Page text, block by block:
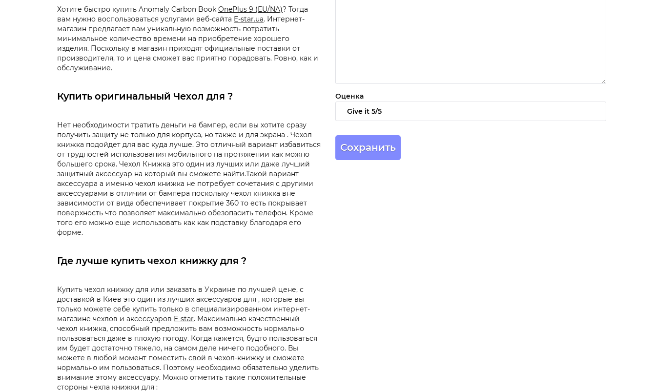
Хотите быстро купить Anomaly Carbon Book OnePlus 9 (EU/NA)? Тогда
вам нужно воспользоваться услугами веб-сайта E-star.ua. Интернет-
магазин предлагает вам уникальную возможность потратить
минимальное количество времени на приобретение хорошего
изделия. Поскольку в магазин приходят официальные поставки от
производителя, то и цена сможет вас приятно порадовать. Ровно, как и
обслуживание.
Купить оригинальный Чехол для ?
Нет необходимости тратить деньги на бампер, если вы хотите сразу
получить защиту не только для корпуса, но также и для экрана . Чехол
книжка подойдет для вас куда лучше. Это отличный вариант избавиться
от трудностей использования мобильного на протяжении как можно
большего срока. Чехол Книжка это один из лучших или даже лучший
защитный аксессуар на который вы сможете найти.Такой вариант
аксессуара а именно чехол книжка не потребует сочетания с другими
аксессуарами в отличии от бампера поскольку чехол книжка вне
зависимости от вида обеспечивает покрытие 360 то есть покрывает
поверхность что позволяет максимально обезопасить телефон. Кроме
того его можно еще использовать как как подставку благодаря его
форме.
Где лучше купить чехол книжку для ?
Купить чехол книжку для или заказать в Украине по лучшей цене, с
доставкой в Киев это один из лучших аксессуаров для , которые вы
только можете себе купить только в специализированном интернет-
магазине чехлов и аксессуаров E-star. Максимально качественный
чехол книжка, способный предложить вам возможность нормально
пользоваться даже в плохую погоду. Когда кажется, будто пользоваться
им будет достаточно тяжело, на самом деле ничего подобного. Вы
можете в любой момент поместить свой в чехол-книжку и сможете
нормально им пользоваться. Поэтому необходимо обязательно уделить
внимание этому аксессуару. Можно отметить такие положительные
стороны чехла книжки для :
Оценка